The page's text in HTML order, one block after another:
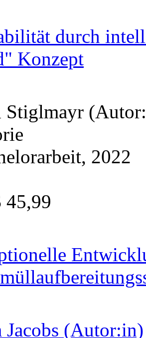
Lernens
Benrabah
2022
und
des